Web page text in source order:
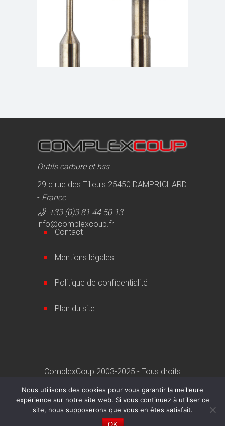
Outils carbure et hss
29 c rue des Tilleuls 25450 DAMPRICHARD
- France
+33 (0)3 81 44 50 13
info@complexcoup.fr
Contact
Mentions légales
Politique de confidentialité
Plan du site
ComplexCoup 2003-2025 - Tous droits
Une création Artemisia Conseil
Nous utilisons des cookies pour vous garantir la meilleure
expérience sur notre site web. Si vous continuez à utiliser ce
site, nous supposerons que vous en êtes satisfait.